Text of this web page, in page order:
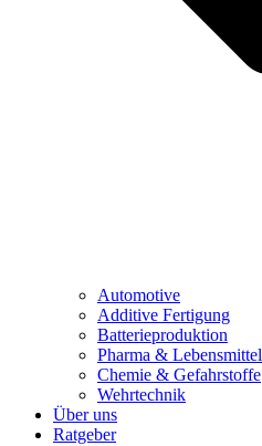
Automotive
Additive Fertigung
Batterieproduktion
Pharma & Lebensmittel
Chemie & Gefahrstoffe
Wehrtechnik
Über uns
Ratgeber